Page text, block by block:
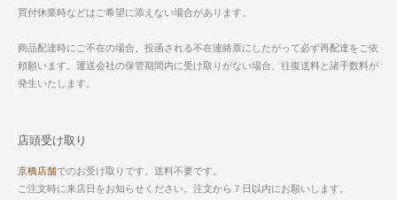
買付休業時などはご希望に添えない場合があります。
商品配達時にご不在の場合、投函される不在連絡票にしたがって必ず再配達をご依
頼願います。運送会社の保管期間内に受け取りがない場合、往復送料と諸手数料が
発生いたします。
店頭受け取り
京橋店舗でのお受け取りです。送料不要です。
ご注文時に来店日をお知らせください。注文から７日以内にお願いします。